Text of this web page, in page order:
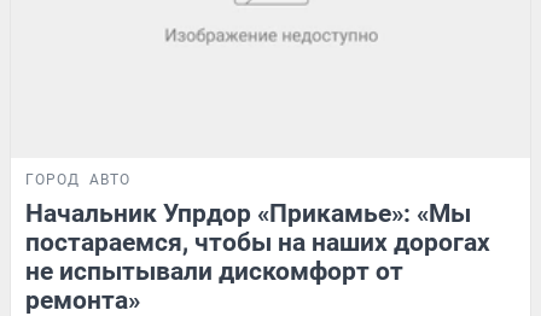
ГОРОД АВТО
Начальник Упрдор «Прикамье»: «Мы
постараемся, чтобы на наших дорогах
не испытывали дискомфорт от
ремонта»